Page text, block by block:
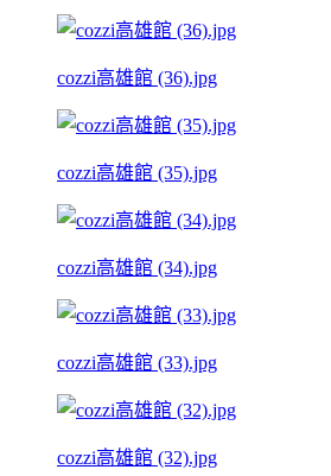
cozzi高雄館 (36).jpg
cozzi高雄館 (35).jpg
cozzi高雄館 (34).jpg
cozzi高雄館 (33).jpg
cozzi高雄館 (32).jpg